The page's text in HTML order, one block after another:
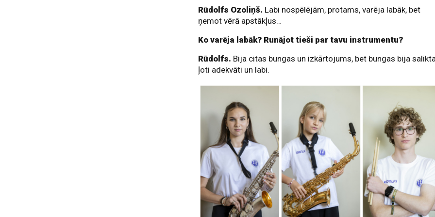
Rūdolfs Ozoliņš. Labi nospēlējām, protams, varēja labāk, bet
ņemot vērā apstākļus…
Ko varēja labāk? Runājot tieši par tavu instrumentu?
Rūdolfs. Bija citas bungas un izkārtojums, bet bungas bija
ļoti adekvāti un labi.